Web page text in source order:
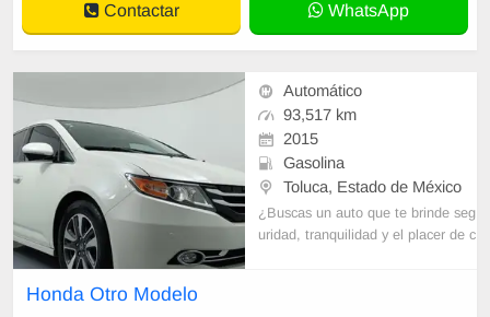
Contactar WhatsApp
Automático
93,517 km
2015
Gasolina
Toluca, Estado de México
¿Buscas un auto que te brinde seg
uridad, tranquilidad y el placer de c
Honda Otro Modelo